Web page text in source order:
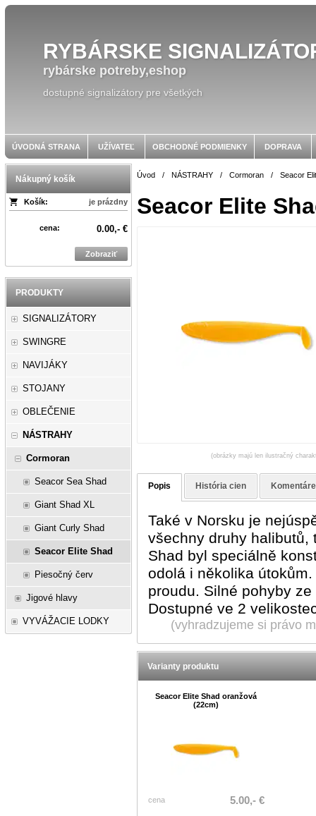
RYBÁRSKE
rybárske potreby,eshop
dostupné signalizátory pre všetkých
ÚVODNÁ STRANA UŽÍVATEĽ OBCHODNÉ PODMIENKY DOPRAVA
Nákupný košík
Košík: je prázdny
cena: 0.00,- €
Zobraziť
PRODUKTY
SIGNALIZÁTORY
SWINGRE
NAVIJÁKY
STOJANY
OBLEČENIE
NÁSTRAHY
Cormoran
Seacor Sea Shad
Giant Shad XL
Giant Curly Shad
Seacor Elite Shad
Piesočný červ
Jigové hlavy
VYVÁŽACIE LODKY
Úvod / NÁSTRAHY / Cormoran / Seacor
Seacor Elite
(obrázky majú len ilustračný
Popis História cien Komentáre
Také v Norsku je
všechny druhy halibutů,
Shad byl speciálně
odolá i několika
proudu. Silné pohyby
Dostupné ve 2
(vyhradzujeme si právo
Varianty produktu
Seacor Elite Shad oranžová
(22cm)
cena 5.00,- €